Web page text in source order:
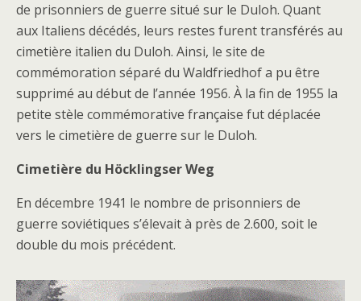
de prisonniers de guerre situé sur le Duloh. Quant
aux Italiens décédés, leurs restes furent transférés au
cimetière italien du Duloh. Ainsi, le site de
commémoration séparé du Waldfriedhof a pu être
supprimé au début de l’année 1956. À la fin de 1955 la
petite stèle commémorative française fut déplacée
vers le cimetière de guerre sur le Duloh.
Cimetière du Höcklingser Weg
En décembre 1941 le nombre de prisonniers de
guerre soviétiques s’élevait à près de 2.600, soit le
double du mois précédent.